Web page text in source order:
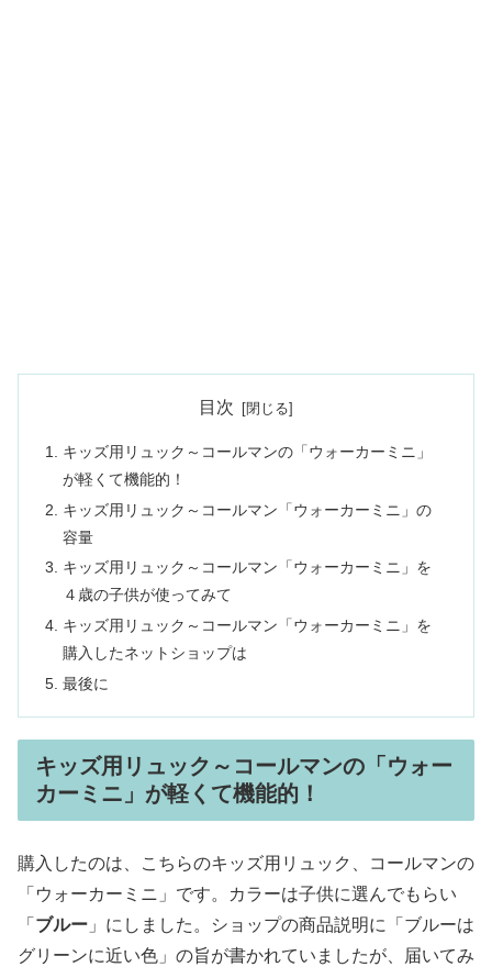
目次
キッズ用リュック～コールマンの「ウォーカーミニ」
が軽くて機能的！
キッズ用リュック～コールマン「ウォーカーミニ」の
容量
キッズ用リュック～コールマン「ウォーカーミニ」を
４歳の子供が使ってみて
キッズ用リュック～コールマン「ウォーカーミニ」を
購入したネットショップは
最後に
キッズ用リュック～コールマンの「ウォー
カーミニ」が軽くて機能的！
購入したのは、こちらのキッズ用リュック、コールマンの
「ウォーカーミニ」です。カラーは子供に選んでもらい
「 ブルー 」にしました。ショップの商品説明に「ブルーは
グリーンに近い色」の旨が書かれていましたが、届いてみ